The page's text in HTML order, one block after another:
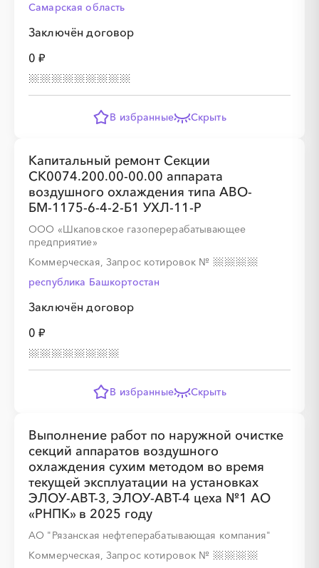
Самарская область
Заключён договор
0 ₽
В избранные Скрыть
Капитальный ремонт Секции
СК0074.200.00-00.00 аппарата
воздушного охлаждения типа АВО-
БМ-1175-6-4-2-Б1 УХЛ-11-Р
ООО «Шкаповское газоперерабатывающее
предприятие»
Коммерческая, Запрос котировок №
республика Башкортостан
Заключён договор
0 ₽
В избранные Скрыть
Выполнение работ по наружной очистке
секций аппаратов воздушного
охлаждения сухим методом во время
текущей эксплуатации на установках
ЭЛОУ-АВТ-3, ЭЛОУ-АВТ-4 цеха №1 АО
«РНПК» в 2025 году
АО "Рязанская нефтеперабатывающая компания"
Коммерческая, Запрос котировок №